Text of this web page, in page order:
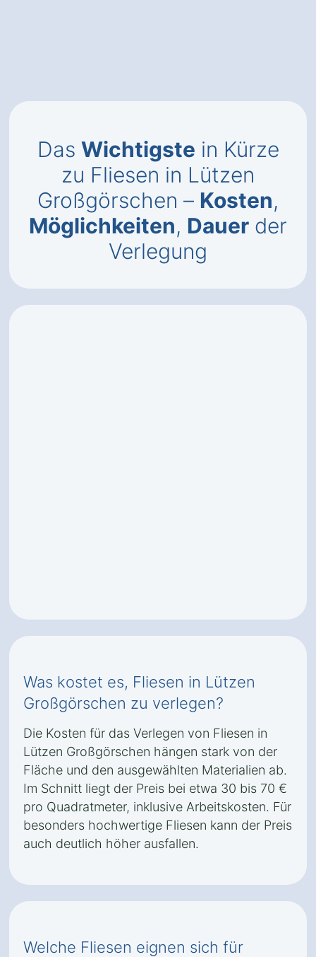
Das Wichtigste in Kürze
zu Fliesen in Lützen
Großgörschen – Kosten,
Möglichkeiten, Dauer der
Verlegung
Was kostet es, Fliesen in Lützen
Großgörschen zu verlegen?
Die Kosten für das Verlegen von Fliesen in
Lützen Großgörschen hängen stark von der
Fläche und den ausgewählten Materialien ab.
Im Schnitt liegt der Preis bei etwa 30 bis 70 €
pro Quadratmeter, inklusive Arbeitskosten. Für
besonders hochwertige Fliesen kann der Preis
auch deutlich höher ausfallen.
Welche Fliesen eignen sich für